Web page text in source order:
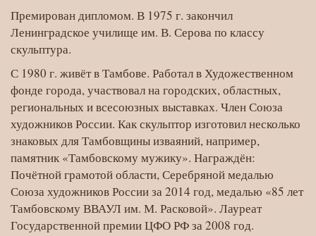
Премирован дипломом. В 1975 г. закончил
Ленинградское училище им. В. Серова по классу
скульптура.
С 1980 г. живёт в Тамбове. Работал в Художественном
фонде города, участвовал на городских, областных,
региональных и всесоюзных выставках. Член Союза
художников России. Как скульптор изготовил несколько
знаковых для Тамбовщины изваяний, например,
памятник «Тамбовскому мужику». Награждён:
Почётной грамотой области, Серебряной медалью
Союза художников России за 2014 год, медалью «85 лет
Тамбовскому ВВАУЛ им. М. Расковой». Лауреат
Государственной премии ЦФО РФ за 2008 год.